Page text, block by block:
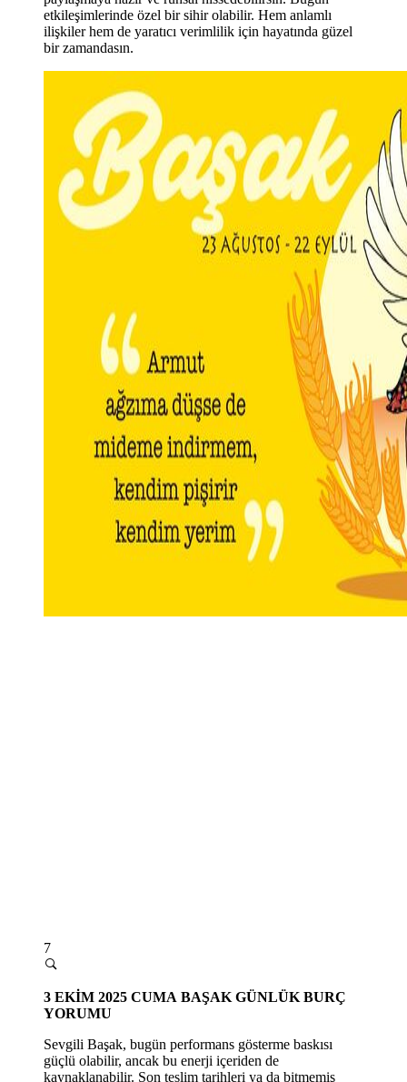
etkileşimlerinde özel bir sihir olabilir. Hem anlamlı
ilişkiler hem de yaratıcı verimlilik için hayatında güzel
bir zamandasın.
7
3 EKİM 2025 CUMA BAŞAK GÜNLÜK BURÇ
YORUMU
Sevgili Başak, bugün performans gösterme baskısı
güçlü olabilir, ancak bu enerji içeriden de
kaynaklanabilir. Son teslim tarihleri ya da bitmemiş